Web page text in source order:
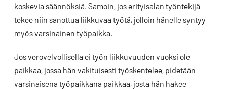
koskevia säännöksiä. Samoin, jos erityisalan työntekijä
tekee niin sanottua liikkuvaa työtä, jolloin hänelle syntyy
myös varsinainen työpaikka.
Jos verovelvollisella ei työn liikkuvuuden vuoksi ole
paikkaa, jossa hän vakituisesti työskentelee, pidetään
varsinaisena työpaikkana paikkaa, josta hän hakee